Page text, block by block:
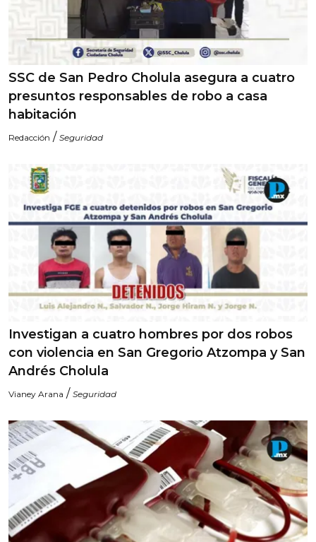
SSC de San Pedro Cholula asegura a cuatro
presuntos responsables de robo a casa
habitación
Redacción / Seguridad
Investigan a cuatro hombres por dos robos
con violencia en San Gregorio Atzompa y San
Andrés Cholula
Vianey Arana / Seguridad